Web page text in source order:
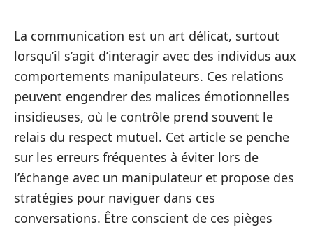
La communication est un art délicat, surtout
lorsqu’il s’agit d’interagir avec des individus aux
comportements manipulateurs. Ces relations
peuvent engendrer des maliсes émotionnelles
insidieuses, où le contrôle prend souvent le
relais du respect mutuel. Cet article se penche
sur les erreurs fréquentes à éviter lors de
l’échange avec un manipulateur et propose des
stratégies pour naviguer dans ces
conversations. Être conscient de ces pièges